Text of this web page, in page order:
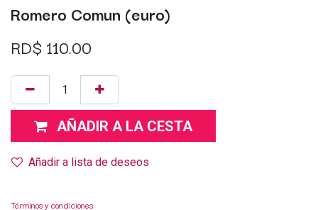
Romero Comun (euro)
RD$ 110.00
AÑADIR A LA CESTA
Añadir a lista de deseos
Términos y condiciones